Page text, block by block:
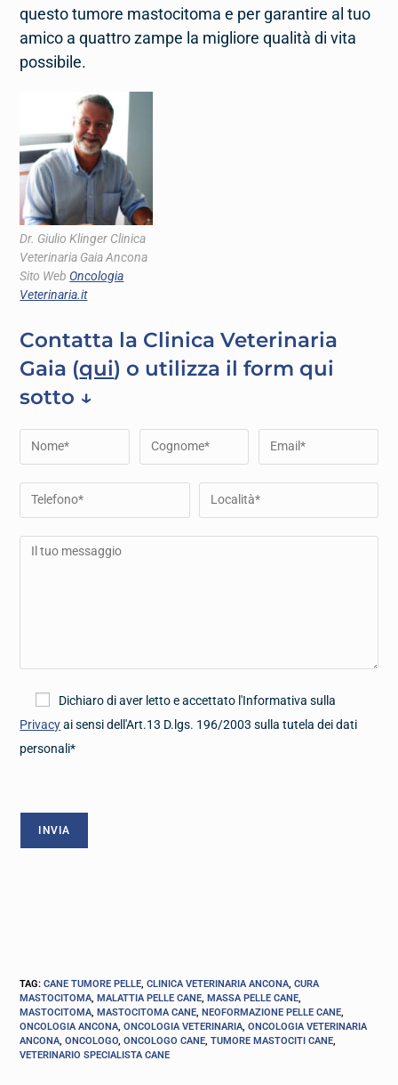
questo tumore mastocitoma e per garantire al tuo
amico a quattro zampe la migliore qualità di vita
possibile.
Dr. Giulio Klinger Clinica
Veterinaria Gaia Ancona
Sito Web Oncologia
Veterinaria.it
Contatta la Clinica Veterinaria
Gaia (qui) o utilizza il form qui
sotto ↓
Dichiaro di aver letto e accettato l'Informativa sulla
Privacyai sensi dell'Art.13 D.lgs. 196/2003 sulla tutela dei dati
personali*
TAG:CANE TUMORE PELLE, CLINICA VETERINARIA ANCONA, CURA
MASTOCITOMA, MALATTIA PELLE CANE, MASSA PELLE CANE,
MASTOCITOMA, MASTOCITOMA CANE, NEOFORMAZIONE PELLE CANE,
ONCOLOGIA ANCONA, ONCOLOGIA VETERINARIA, ONCOLOGIA VETERINARIA
ANCONA, ONCOLOGO, ONCOLOGO CANE, TUMORE MASTOCITI CANE,
VETERINARIO SPECIALISTA CANE